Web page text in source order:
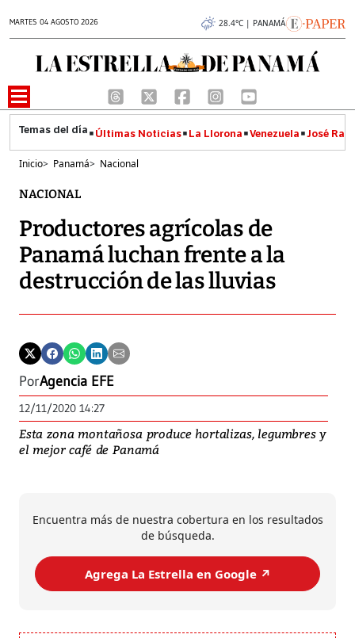
MARTES 04 AGOSTO 2026 28.4°C | PANAMÁ
Últimas Noticias La Llorona Venezuela José
Inicio> Panamá> Nacional
NACIONAL
Productores agrícolas de
Panamá luchan frente a la
destrucción de las lluvias
PorAgencia EFE
12/11/2020 14:27
Esta zona montañosa produce hortalizas, legumbres y
el mejor café de Panamá
Encuentra más de nuestra cobertura en los resultados
de búsqueda.
Agrega La Estrella en Google ↗️